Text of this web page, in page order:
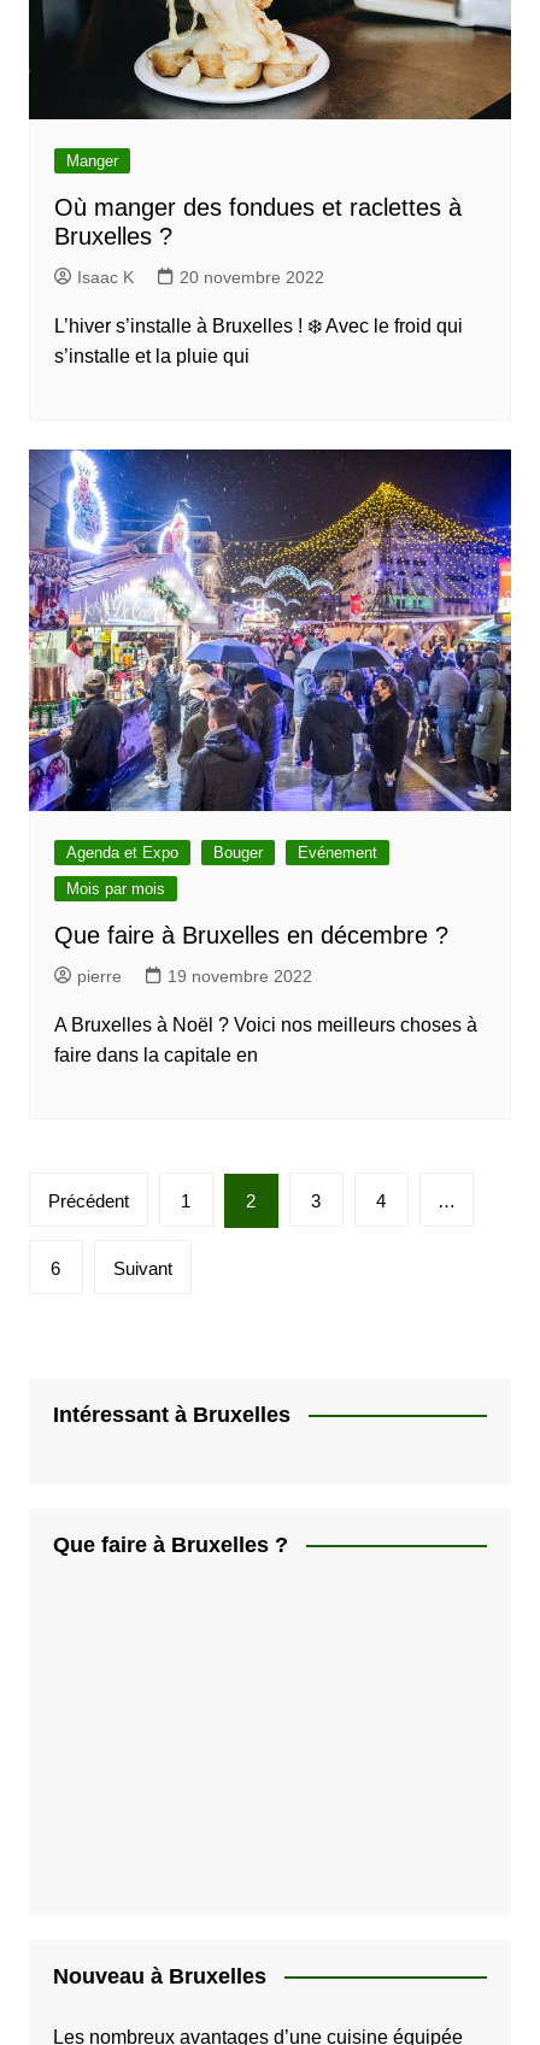
Manger
Où manger des fondues et raclettes à
Bruxelles ?
Isaac K 20 novembre 2022
L’hiver s’installe à Bruxelles ! ❄️ Avec le froid qui
s’installe et la pluie qui
Agenda et Expo Bouger
Evénement
Mois par mois
Que faire à Bruxelles en décembre ?
pierre 19 novembre 2022
A Bruxelles à Noël ? Voici nos meilleurs choses à
faire dans la capitale en
Précédent 1 2 3 4 …
6 Suivant
Intéressant à Bruxelles
Que faire à Bruxelles ?
Nouveau à Bruxelles
Les nombreux avantages d’une cuisine équipée